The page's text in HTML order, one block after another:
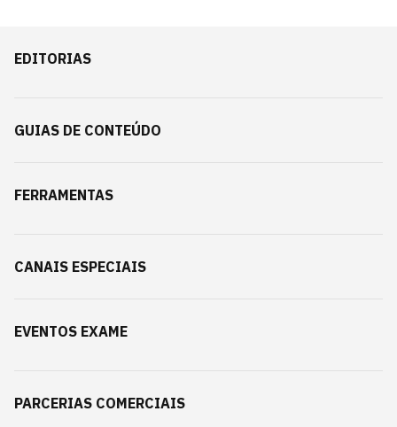
EDITORIAS
GUIAS DE CONTEÚDO
FERRAMENTAS
CANAIS ESPECIAIS
EVENTOS EXAME
PARCERIAS COMERCIAIS